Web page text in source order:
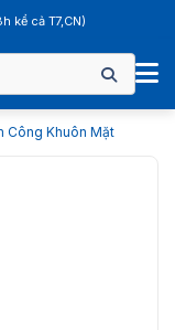
kể cả T7,CN)
Công Khuôn Mặt